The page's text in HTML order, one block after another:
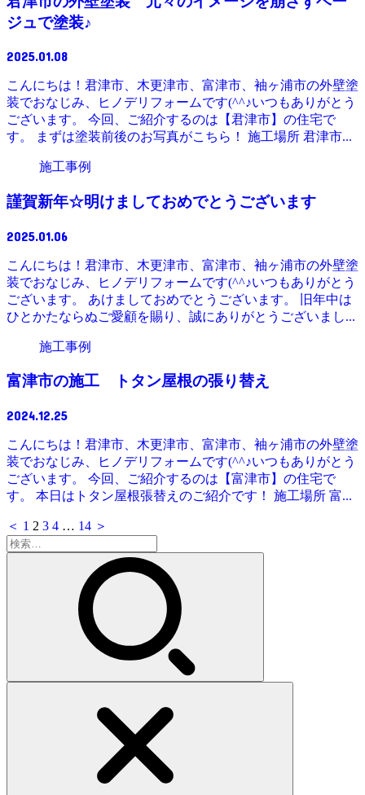
ジュで塗装♪
2025.01.08
こんにちは！君津市、木更津市、富津市、袖ヶ浦市の外壁塗
装でおなじみ、ヒノデリフォームです(^^♪いつもありがとう
ございます。 今回、ご紹介するのは【君津市】の住宅で
す。 まずは塗装前後のお写真がこちら！ 施工場所 君津市...
施工事例
謹賀新年☆明けましておめでとうございます
2025.01.06
こんにちは！君津市、木更津市、富津市、袖ヶ浦市の外壁塗
装でおなじみ、ヒノデリフォームです(^^♪いつもありがとう
ございます。 あけましておめでとうございます。 旧年中は
ひとかたならぬご愛顧を賜り、誠にありがとうございまし...
施工事例
富津市の施工 トタン屋根の張り替え
2024.12.25
こんにちは！君津市、木更津市、富津市、袖ヶ浦市の外壁塗
装でおなじみ、ヒノデリフォームです(^^♪いつもありがとう
ございます。 今回、ご紹介するのは【富津市】の住宅で
す。 本日はトタン屋根張替えのご紹介です！ 施工場所 富...
＜ 1 2 3 4 … 14 ＞
検
索: